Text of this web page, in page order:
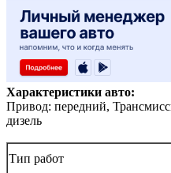
Характеристики авто:
Привод: передний,
дизель
Тип работ